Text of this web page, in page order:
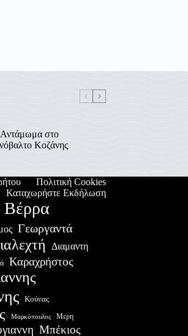
στο
Κοζάνης
Πολιτική Cookies
Καταχωρήστε Εκδήλωση
Βέρρα
Γεωργαντά
Διαμαντη
Καραχρήστος
Κούνας
Μαρκόπουλος Μερη
Μπέκιος